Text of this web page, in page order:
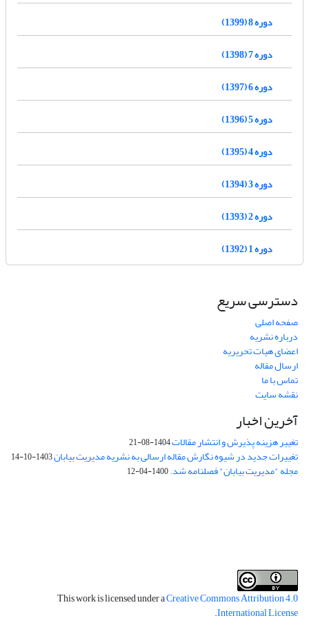
دوره 8 (1399)
دوره 7 (1398)
دوره 6 (1397)
دوره 5 (1396)
دوره 4 (1395)
دوره 3 (1394)
دوره 2 (1393)
دوره 1 (1392)
دسترسی سریع
صفحه اصلی
درباره نشریه
اعضای هیات تحریریه
ارسال مقاله
تماس با ما
نقشه سایت
آخرین اخبار
تغییر هزینه پذیرش و انتشار مقالات1404-08-21
تغییرات جدید در شیوه نگارش مقاله ارسالی به نشریه مدیریت بیابان1403-10-14
مجله "مدیریت بیابان" فصلنامه شد.1400-04-12
This work is licensed under aCreative Commons Attribution 4.0
International License
.